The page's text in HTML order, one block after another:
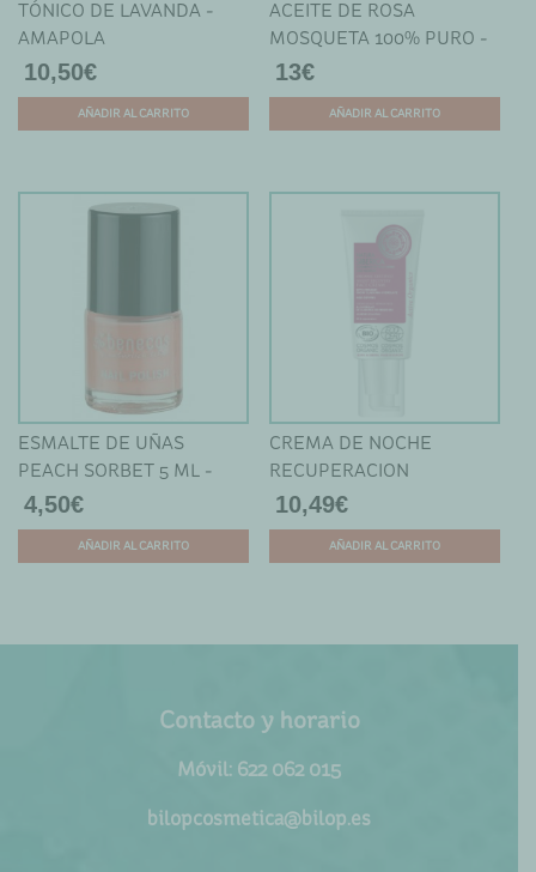
TÓNICO DE LAVANDA -
AMAPOLA
10,50€
AÑADIR AL CARRITO
tiene
opciones
en
la
de
producto
ACEITE DE ROSA
MOSQUETA 100% PURO -
AMAPOLA
13€
AÑADIR AL CARRITO
ESMALTE DE UÑAS
PEACH SORBET 5 ML -
BENECOS
4,50€
AÑADIR AL CARRITO
CREMA DE NOCHE
RECUPERACION
ANTIEDAD - NATURA
SIBERICA
10,49€
AÑADIR AL CARRITO
Contacto y horario
Móvil: 622 062 015
bilopcosmetica@bilop.es